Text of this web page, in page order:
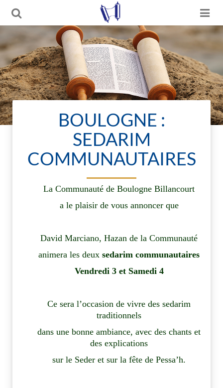
BOULOGNE :
SEDARIM
COMMUNAUTAIRES
La Communauté de Boulogne Billancourt
a le plaisir de vous annoncer que
David Marciano, Hazan de la Communauté
animera les deux sedarim communautaires
Vendredi 3 et Samedi 4
Ce sera l’occasion de vivre des sedarim
traditionnels
dans une bonne ambiance, avec des chants et
des explications
sur le Seder et sur la fête de Pessa’h.